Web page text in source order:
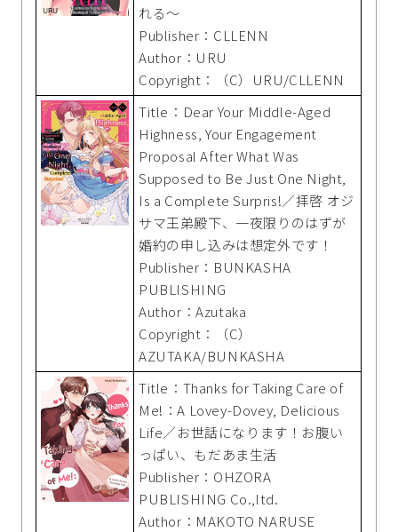
れる～
Publisher：CLLENN
Author：URU
Copyright：（C）URU/CLLENN
Title：Dear Your Middle-Aged
Highness, Your Engagement
Proposal After What Was
Supposed to Be Just One Night,
Is a Complete Surpris!／拝啓 オジ
サマ王弟殿下、一夜限りのはずが
婚約の申し込みは想定外です！
Publisher：BUNKASHA
PUBLISHING
Author：Azutaka
Copyright：（C）
AZUTAKA/BUNKASHA
Title：Thanks for Taking Care of
Me!：A Lovey-Dovey, Delicious
Life／お世話になります！お腹い
っぱい、もだあま生活
Publisher：OHZORA
PUBLISHING Co.,ltd.
Author：MAKOTO NARUSE